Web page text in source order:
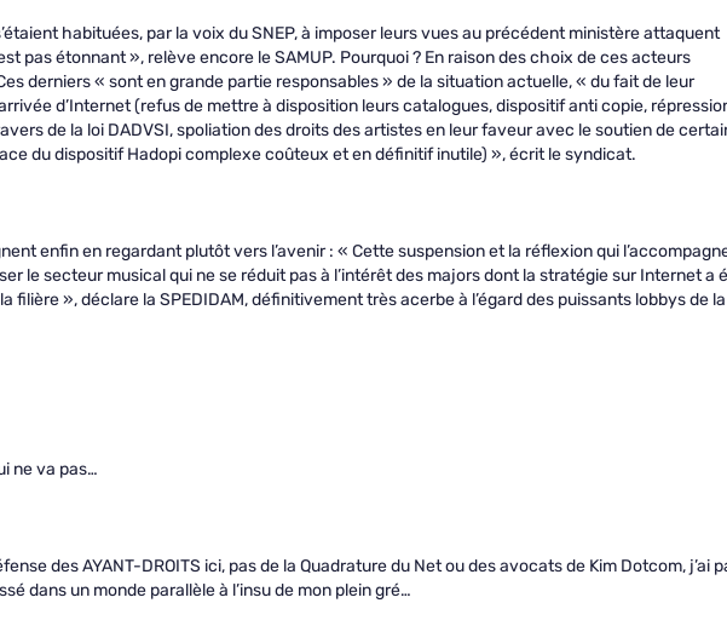
habituées, par la voix du SNEP, à imposer leurs vues au précédent ministère attaquent
pas étonnant », relève encore le SAMUP. Pourquoi ? En raison des choix de ces acteurs
derniers « sont en grande partie responsables » de la situation actuelle, « du fait de leur
d’Internet (refus de mettre à disposition leurs catalogues, dispositif anti copie,
de la loi DADVSI, spoliation des droits des artistes en leur faveur avec le soutien de
du dispositif Hadopi complexe coûteux et en définitif inutile) », écrit le syndicat.
enfin en regardant plutôt vers l’avenir : « Cette suspension et la réflexion qui
le secteur musical qui ne se réduit pas à l’intérêt des majors dont la stratégie sur Internet a
filière », déclare la SPEDIDAM, définitivement très acerbe à l’égard des puissants lobbys de la
ne va pas…
des AYANT-DROITS ici, pas de la Quadrature du Net ou des avocats de Kim Dotcom, j’ai
dans un monde parallèle à l’insu de mon plein gré…